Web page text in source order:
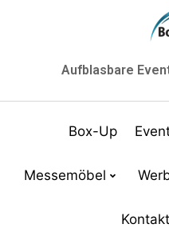
Aufblasbare
Box-Up
Messemöbel
Kontakt